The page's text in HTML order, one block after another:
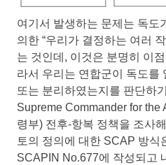
여기서 발생하는 문제는 독도
의한 “우리가 결정하는 여러
는 것인데, 이것은 분명히 이
라서 우리는 연합군이 독도를
또는 분리하였는지를 판단하
Supreme Commander for
령부) 전후-항복 정책을 조사
토의 정의에 대한 SCAP 방식
SCAPIN No.677에 작성되고